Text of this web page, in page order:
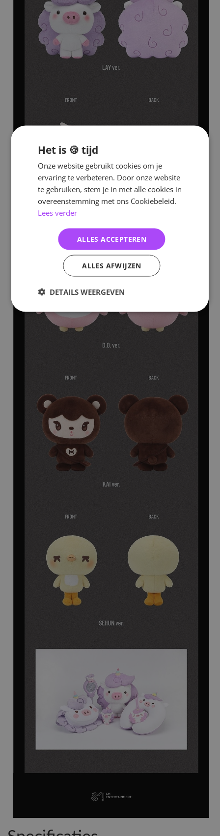
Het is 🍪 tijd
Onze website gebruikt cookies om je
ervaring te verbeteren. Door onze website
te gebruiken, stem je in met alle cookies in
overeenstemming met ons Cookiebeleid.
Lees verder
ALLES ACCEPTEREN
ALLES AFWIJZEN
DETAILS WEERGEVEN